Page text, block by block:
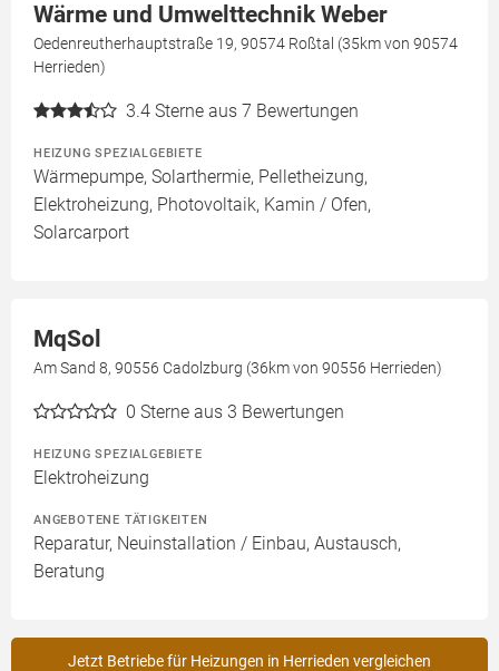
Wärme und Umwelttechnik Weber
Oedenreutherhauptstraße 19, 90574 Roßtal (35km von 90574
Herrieden)
3.4 Sterne aus 7 Bewertungen
HEIZUNG SPEZIALGEBIETE
Wärmepumpe, Solarthermie, Pelletheizung,
Elektroheizung, Photovoltaik, Kamin / Ofen,
Solarcarport
MqSol
Am Sand 8, 90556 Cadolzburg (36km von 90556 Herrieden)
0 Sterne aus 3 Bewertungen
HEIZUNG SPEZIALGEBIETE
Elektroheizung
ANGEBOTENE TÄTIGKEITEN
Reparatur, Neuinstallation / Einbau, Austausch,
Beratung
Jetzt Betriebe für Heizungen in Herrieden vergleichen